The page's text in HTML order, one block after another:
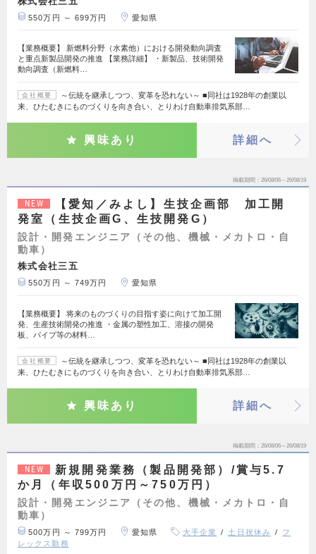
550万円 ～ 699万円 愛知県
【業務概要】 新燃料分野（水素他）における開発動向調査
と重点新製品開発の推進 【業務詳細】 ・新製品、技術開発
動向調査（新燃料…
会社概要
～伝統を継承しつつ、変革を恐れない～ ■同社は1928年の創業以
来、ひたむきにものづくりを向き合い、とりわけ自動車排気系部…
興味あり 詳細へ
掲載期間 26/08/06～26/08/19
NEW
【愛知／みよし】生技企画部 加工開
発室（生技企画G、生技開発G）
設計・開発エンジニア（その他、機械・メカトロ・自
動車）
株式会社三五
550万円 ～ 749万円 愛知県
【業務概要】 将来のものづくりの目指す姿に向けて加工開
発、生産技術開発の推進 ・金属の塑性加工、溶接の開発
板、パイプ等の材料…
会社概要
～伝統を継承しつつ、変革を恐れない～ ■同社は1928年の創業以
来、ひたむきにものづくりを向き合い、とりわけ自動車排気系部…
興味あり 詳細へ
掲載期間 26/08/06～26/08/19
NEW
新規開発業務（製品開発部）/賞与5.7
か月（年収500万円～750万円）
設計・開発エンジニア（その他、機械・メカトロ・自
動車）
500万円 ～ 799万円 愛知県 大手企業 土日祝休み
フ
レックス勤務